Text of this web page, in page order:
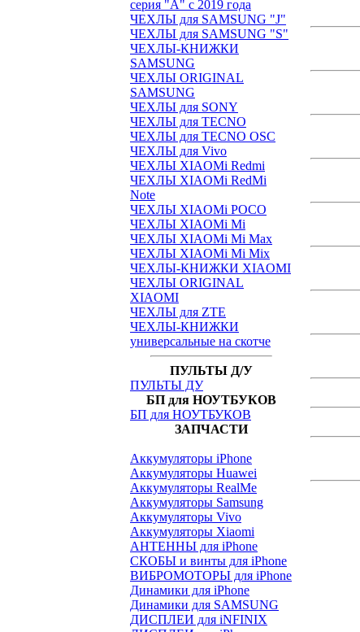
серия "A" с 2019 года
ЧЕХЛЫ для SAMSUNG "J"
ЧЕХЛЫ для SAMSUNG "S"
ЧЕХЛЫ-КНИЖКИ
SAMSUNG
ЧЕХЛЫ ORIGINAL
SAMSUNG
ЧЕХЛЫ для SONY
ЧЕХЛЫ для TECNO
ЧЕХЛЫ для TECNO OSC
ЧЕХЛЫ для Vivo
ЧЕХЛЫ XIAOMi Redmi
ЧЕХЛЫ XIAOMi RedMi
Note
ЧЕХЛЫ XIAOMi POCO
ЧЕХЛЫ XIAOMi Mi
ЧЕХЛЫ XIAOMi Mi Max
ЧЕХЛЫ XIAOMi Mi Mix
ЧЕХЛЫ-КНИЖКИ XIAOMI
ЧЕХЛЫ ORIGINAL
XIAOMI
ЧЕХЛЫ для ZTE
ЧЕХЛЫ-КНИЖКИ
универсальные на скотче
ПУЛЬТЫ Д/У
ПУЛЬТЫ ДУ
БП для НОУТБУКОВ
БП для НОУТБУКОВ
ЗАПЧАСТИ
Аккумуляторы iPhone
Аккумуляторы Huawei
Аккумуляторы RealMe
Аккумуляторы Samsung
Аккумуляторы Vivo
Аккумуляторы Xiaomi
АНТЕННЫ для iPhone
СКОБЫ и винты для iPhone
ВИБРОМОТОРЫ для iPhone
Динамики для iPhone
Динамики для SAMSUNG
ДИСПЛЕИ для iNFINIX